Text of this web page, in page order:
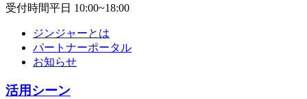
受付時間平日 10:00~18:00
ジンジャーとは
パートナーポータル
お知らせ
活用シーン